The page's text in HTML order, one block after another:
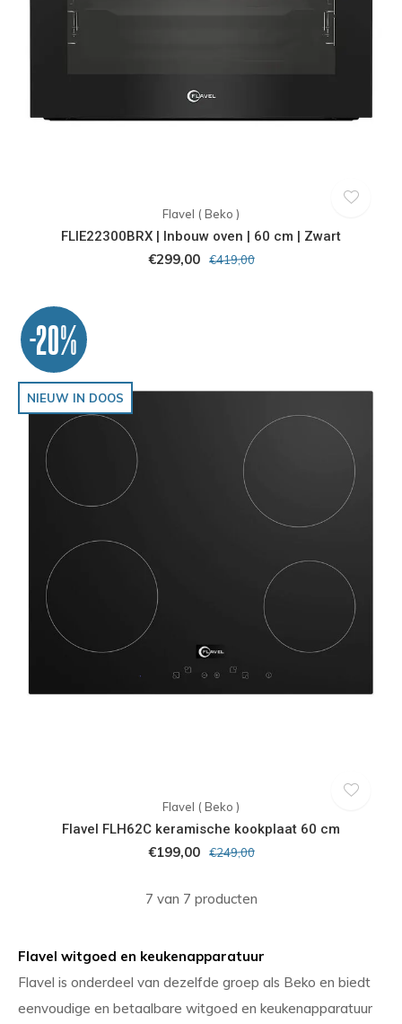
Flavel ( Beko )
FLIE22300BRX | Inbouw oven | 60 cm | Zwart
€299,00 €419,00
-20%
NIEUW IN DOOS
Flavel ( Beko )
Flavel FLH62C keramische kookplaat 60 cm
€199,00 €249,00
7 van 7 producten
Flavel witgoed en keukenapparatuur
Flavel is onderdeel van dezelfde groep als Beko en biedt
eenvoudige en betaalbare witgoed en keukenapparatuur